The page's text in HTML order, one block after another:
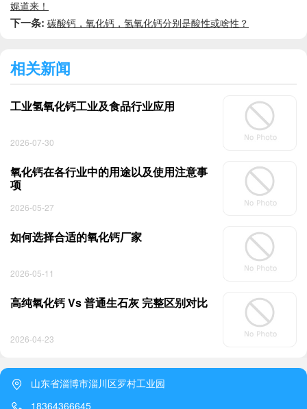
娓道来！
下一条: 碳酸钙，氧化钙，氢氧化钙分别是酸性或啥性？
相关新闻
工业氢氧化钙工业及食品行业应用
2026-07-30
氧化钙在各行业中的用途以及使用注意事
项
2026-05-27
如何选择合适的氧化钙厂家
2026-05-11
高纯氧化钙 Vs 普通生石灰 完整区别对比
2026-04-23
山东省淄博市淄川区罗村工业园
18364366645